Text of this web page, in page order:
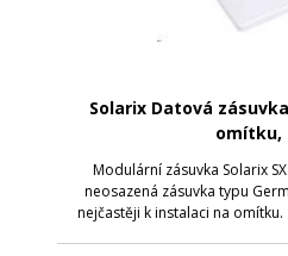
Solarix Datová
omítku,
Modulární zásuvka Solarix
neosazená zásuvka typu
nejčastěji k instalaci na